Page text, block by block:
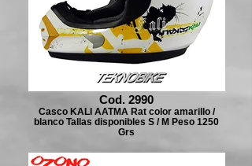
Cod. 2990
Casco KALI AATMA Rat color amarillo /
blanco Tallas disponibles S / M Peso 1250
Grs